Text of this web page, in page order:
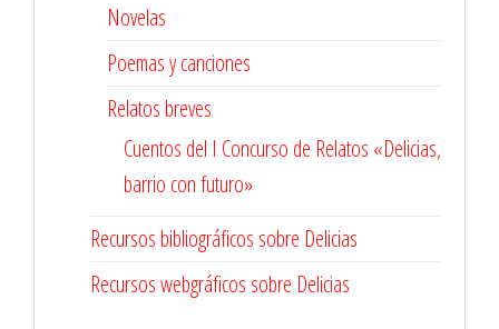
Novelas
Poemas y canciones
Relatos breves
Cuentos del I Concurso de Relatos «Delicias,
barrio con futuro»
Recursos bibliográficos sobre Delicias
Recursos webgráficos sobre Delicias